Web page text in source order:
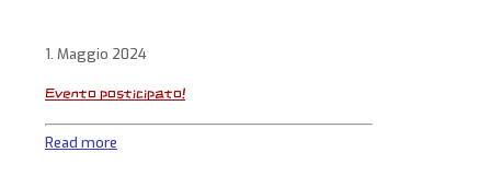
1. Maggio 2024
Evento posticipato!
Read more